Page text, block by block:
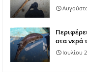
στα νερά
Ιουλίου